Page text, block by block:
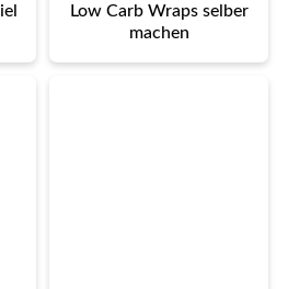
Low Carb Wraps selber
machen